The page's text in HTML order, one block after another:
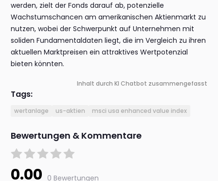
werden, zielt der Fonds darauf ab, potenzielle
Wachstumschancen am amerikanischen Aktienmarkt zu
nutzen, wobei der Schwerpunkt auf Unternehmen mit
soliden Fundamentaldaten liegt, die im Vergleich zu ihren
aktuellen Marktpreisen ein attraktives Wertpotenzial
bieten könnten.
Inhalt durch KI Chatbot zusammengefasst
Tags:
wertanlage us-aktien msci usa enhanced value index
Bewertungen & Kommentare
0.00 0 Bewertungen